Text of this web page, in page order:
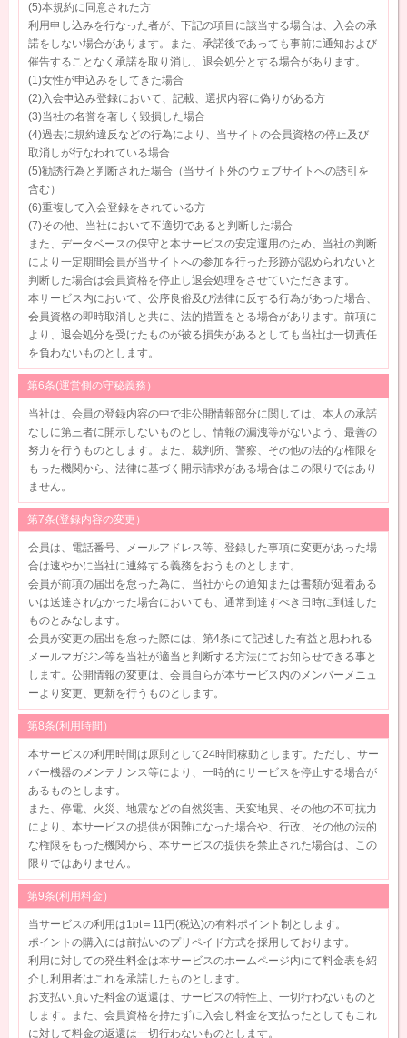
(5)本規約に同意された方
利用申し込みを行なった者が、下記の項目に該当する場合は、入会の承
諾をしない場合があります。また、承諾後であっても事前に通知および
催告することなく承諾を取り消し、退会処分とする場合があります。
(1)女性が申込みをしてきた場合
(2)入会申込み登録において、記載、選択内容に偽りがある方
(3)当社の名誉を著しく毀損した場合
(4)過去に規約違反などの行為により、当サイトの会員資格の停止及び
取消しが行なわれている場合
(5)勧誘行為と判断された場合（当サイト外のウェブサイトへの誘引を
含む）
(6)重複して入会登録をされている方
(7)その他、当社において不適切であると判断した場合
また、データベースの保守と本サービスの安定運用のため、当社の判断
により一定期間会員が当サイトへの参加を行った形跡が認められないと
判断した場合は会員資格を停止し退会処理をさせていただきます。
本サービス内において、公序良俗及び法律に反する行為があった場合、
会員資格の即時取消しと共に、法的措置をとる場合があります。前項に
より、退会処分を受けたものが被る損失があるとしても当社は一切責任
を負わないものとします。
第6条(運営側の守秘義務）
当社は、会員の登録内容の中で非公開情報部分に関しては、本人の承諾
なしに第三者に開示しないものとし、情報の漏洩等がないよう、最善の
努力を行うものとします。また、裁判所、警察、その他の法的な権限を
もった機関から、法律に基づく開示請求がある場合はこの限りではあり
ません。
第7条(登録内容の変更）
会員は、電話番号、メールアドレス等、登録した事項に変更があった場
合は速やかに当社に連絡する義務をおうものとします。
会員が前項の届出を怠った為に、当社からの通知または書類が延着ある
いは送達されなかった場合においても、通常到達すべき日時に到達した
ものとみなします。
会員が変更の届出を怠った際には、第4条にて記述した有益と思われる
メールマガジン等を当社が適当と判断する方法にてお知らせできる事と
します。公開情報の変更は、会員自らが本サービス内のメンバーメニュ
ーより変更、更新を行うものとします。
第8条(利用時間）
本サービスの利用時間は原則として24時間稼動とします。ただし、サー
バー機器のメンテナンス等により、一時的にサービスを停止する場合が
あるものとします。
また、停電、火災、地震などの自然災害、天変地異、その他の不可抗力
により、本サービスの提供が困難になった場合や、行政、その他の法的
な権限をもった機関から、本サービスの提供を禁止された場合は、この
限りではありません。
第9条(利用料金）
当サービスの利用は1pt＝11円(税込)の有料ポイント制とします。
ポイントの購入には前払いのプリペイド方式を採用しております。
利用に対しての発生料金は本サービスのホームページ内にて料金表を紹
介し利用者はこれを承諾したものとします。
お支払い頂いた料金の返還は、サービスの特性上、一切行わないものと
します。また、会員資格を持たずに入会し料金を支払ったとしてもこれ
に対して料金の返還は一切行わないものとします。